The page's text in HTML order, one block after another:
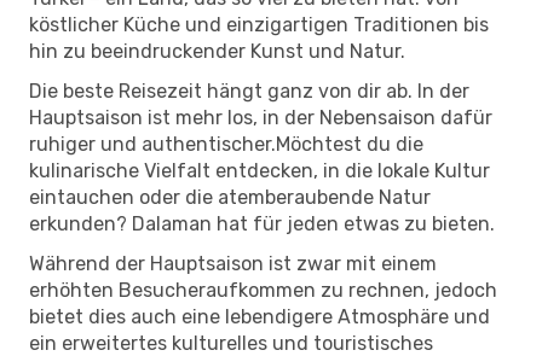
köstlicher Küche und einzigartigen Traditionen bis
hin zu beeindruckender Kunst und Natur.
Die beste Reisezeit hängt ganz von dir ab. In der
Hauptsaison ist mehr los, in der Nebensaison dafür
ruhiger und authentischer.Möchtest du die
kulinarische Vielfalt entdecken, in die lokale Kultur
eintauchen oder die atemberaubende Natur
erkunden? Dalaman hat für jeden etwas zu bieten.
Während der Hauptsaison ist zwar mit einem
erhöhten Besucheraufkommen zu rechnen, jedoch
bietet dies auch eine lebendigere Atmosphäre und
ein erweitertes kulturelles und touristisches